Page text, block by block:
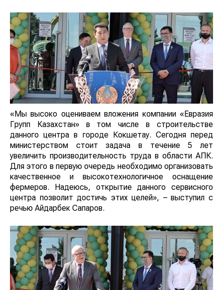
«Мы высоко оцениваем вложения компании «Евразия
Групп Казахстан» в том числе в строительстве
данного центра в городе Кокшетау. Сегодня перед
министерством стоит задача в течение 5 лет
увеличить производительность труда в области АПК.
Для этого в первую очередь необходимо организовать
качественное и высокотехнологичное оснащение
фермеров. Надеюсь, открытие данного сервисного
центра позволит достичь этих целей», – выступил с
речью Айдарбек Сапаров.